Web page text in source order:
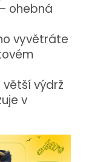
ohebná
vyvětráte
výdrž
v